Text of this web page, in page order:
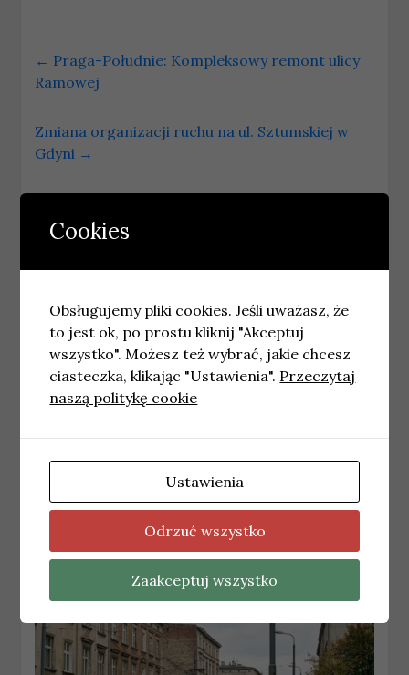
← Praga-Południe: Kompleksowy remont ulicy
Ramowej
Zmiana organizacji ruchu na ul. Sztumskiej w
Gdyni →
Podobne wpisy
ŁÓDŹ
Technikum przy ul. Edwarda w Łodzi
przejdzie termomodernizację
redakcja
Cookies
Obsługujemy pliki cookies. Jeśli uważasz, że
to jest ok, po prostu kliknij "Akceptuj
wszystko". Możesz też wybrać, jakie chcesz
ciasteczka, klikając "Ustawienia". Przeczytaj
naszą politykę cookie
Ustawienia
Odrzuć wszystko
Zaakceptuj wszystko